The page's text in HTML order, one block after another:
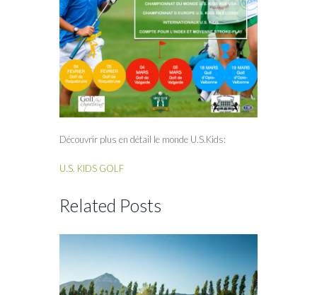
Découvrir plus en détail le monde U.S.Kids:
U.S. KIDS GOLF
Related Posts